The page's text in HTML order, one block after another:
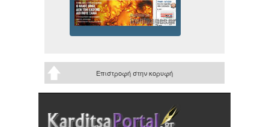
Επιστροφή στην κορυφή